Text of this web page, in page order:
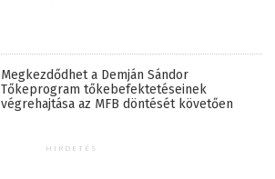
Megkezdődhet a Demján Sándor
Tőkeprogram tőkebefektetéseinek
végrehajtása az MFB döntését követően
HIRDETÉS